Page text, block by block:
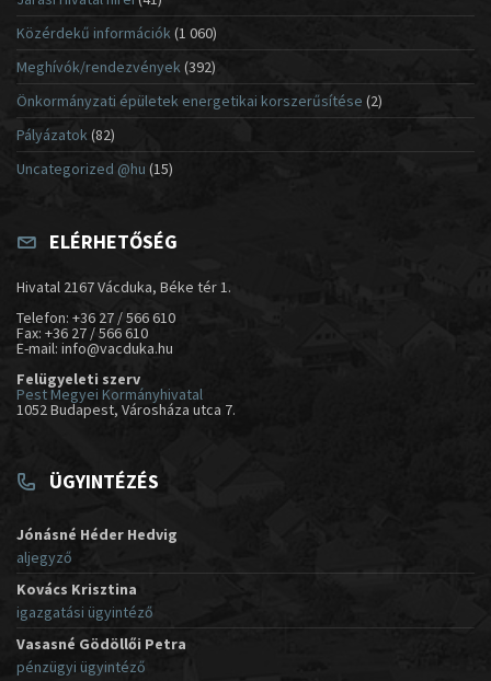
Közérdekű információk(1 060)
Meghívók/rendezvények (392)
Önkormányzati épületek energetikai korszerűsítése (2)
Pályázatok (82)
Uncategorized @hu (15)
ELÉRHETŐSÉG
Hivatal 2167 Vácduka, Béke tér 1.
Telefon: +36 27 / 566 610
Fax: +36 27 / 566 610
E-mail: info@vacduka.hu
Felügyeleti szerv
Pest Megyei Kormányhivatal
1052 Budapest, Városháza utca 7.
ÜGYINTÉZÉS
Jónásné Héder Hedvig
aljegyző
Kovács Krisztina
igazgatási ügyintéző
Vasasné Gödöllői Petra
pénzügyi ügyintéző